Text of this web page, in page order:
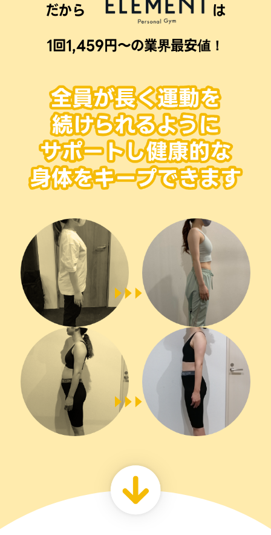
だから
は
1回1,459円〜の業界最安値！